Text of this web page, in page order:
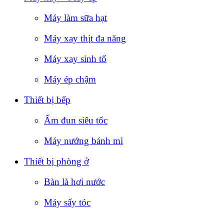
Máy làm sữa hạt
Máy xay thịt đa năng
Máy xay sinh tố
Máy ép chậm
Thiết bị bếp
Ấm đun siêu tốc
Máy nướng bánh mì
Thiết bị phòng ở
Bàn là hơi nước
Máy sấy tóc